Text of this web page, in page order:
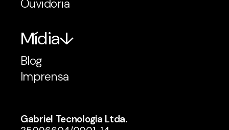
Ouvidoria
Mídia
Blog
Imprensa
Gabriel Tecnologia Ltda.